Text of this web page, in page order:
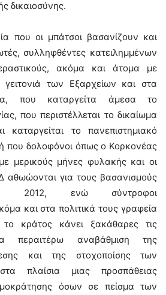
δικαιοσύνης.
που οι μπάτσοι βασανίζουν και
συλληφθέντες κατειλημμένων
ακόμα και άτομα με
γειτονιά των Εξαρχείων και στα
που καταργείτα άμεσα το
που περιστέλλεται το δικαίωμα
καταργείται το πανεπιστημιακό
που δολοφόνοι όπως ο Κορκονέας
μερικούς μήνες φυλακής και οι
αθωώονται για τους βασανισμούς
2012, ενώ σύντροφοι
και στα πολιτικά τους γραφεία
κράτος κάνει ξακάθαρες τις
περαιτέρω αναβάθμιση της
και της στοχοποίσης των
πλαίσια μιας προσπάθειας
όσων σε πείσμα των